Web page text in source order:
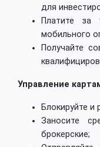
для
Платите за
мобильного
Получайте
Управление
Блокируйте и
Заносите
брокерские;